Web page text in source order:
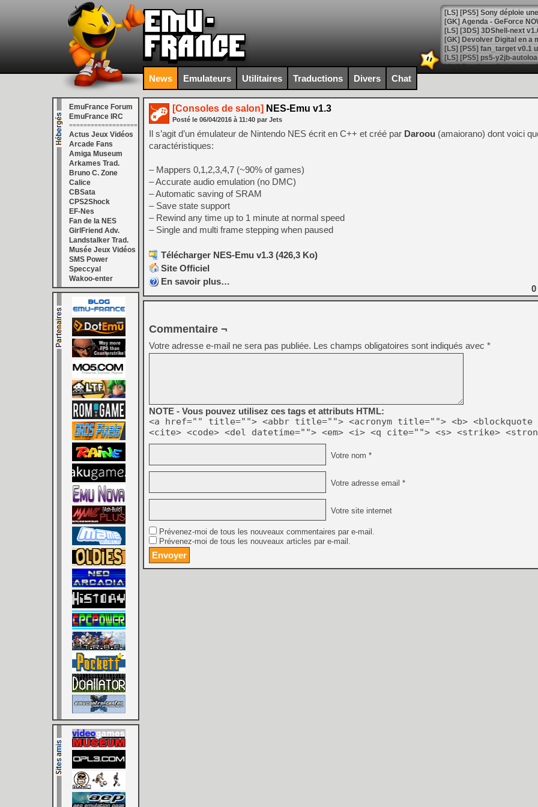
[GK] Agenda - GeForce
[GK] Devolver Digital en a
[LS] [PS5] ps5-y2jb-
[GK] Pourquoi Marvel
[GK] Test : Restory : Chill
[GK] GTA 6 : Rockstar
[GK] Hot Wheels Infinite
[GK] Mémoire cash -
[GK] Résultats Nintendo :
[GK] Déjà des
[Mo5] Brickboy cherche à
[GK] Minecraft et ses «
[GK] Beast of
[GK] Ubisoft : fin de partie
[GK] Mémoire cash -
[GK] Dan Houser (GTA)
[GK] Comment EA Sports
[GK] Crimson Moon : un
[GK] Isle of Reveries : le
[GK] Moonlighter 2 : The
[GK] Capcom relance
[Mo5] Deux inédits du
[GK] Le beat'em up The
[GK] Endless Legend 2 :
[LS] [PS5] Le WebKit
[GK] Oubliez Crazy Taxi,
[LS] [Switch] NSZ 5.0.0
[GK] No More Room in
News Emulateurs Utilitaires Traductions Divers Chat
EmuFrance Forum
EmuFrance IRC
===================
Actus Jeux Vidéos
Arcade Fans
Amiga Museum
Arkames Trad.
Bruno C. Zone
Calice
CBSata
CPS2Shock
EF-Nes
Fan de la NES
GirlFriend Adv.
Landstalker Trad.
Musée Jeux Vidéos
SMS Power
Speccyal
Wakoo-enter
[Consoles de salon] NES-Emu v1.3
Posté le 06/04/2016 à 11:40 par Jets
Il s’agit d’un émulateur de Nintendo NES écrit en C++ et créé par Daroou (amaiorano) dont voici
caractéristiques:
– Mappers 0,1,2,3,4,7 (~90% of games)
– Accurate audio emulation (no DMC)
– Automatic saving of SRAM
– Save state support
– Rewind any time up to 1 minute at normal speed
– Single and multi frame stepping when paused
Télécharger NES-Emu v1.3 (426,3 Ko)
Site Officiel
En savoir plus…
0
Commentaire ¬
Votre adresse e-mail ne sera pas publiée. Les champs obligatoires sont indiqués avec *
NOTE - Vous pouvez utilisez ces tags et attributs HTML:
<a href="" title=""> <abbr title=""> <acronym title=""> <b> <blockquote
<cite> <code> <del datetime=""> <em> <i> <q cite=""> <s> <strike>
Votre nom *
Votre adresse email *
Votre site internet
Prévenez-moi de tous les nouveaux commentaires par e-mail.
Prévenez-moi de tous les nouveaux articles par e-mail.